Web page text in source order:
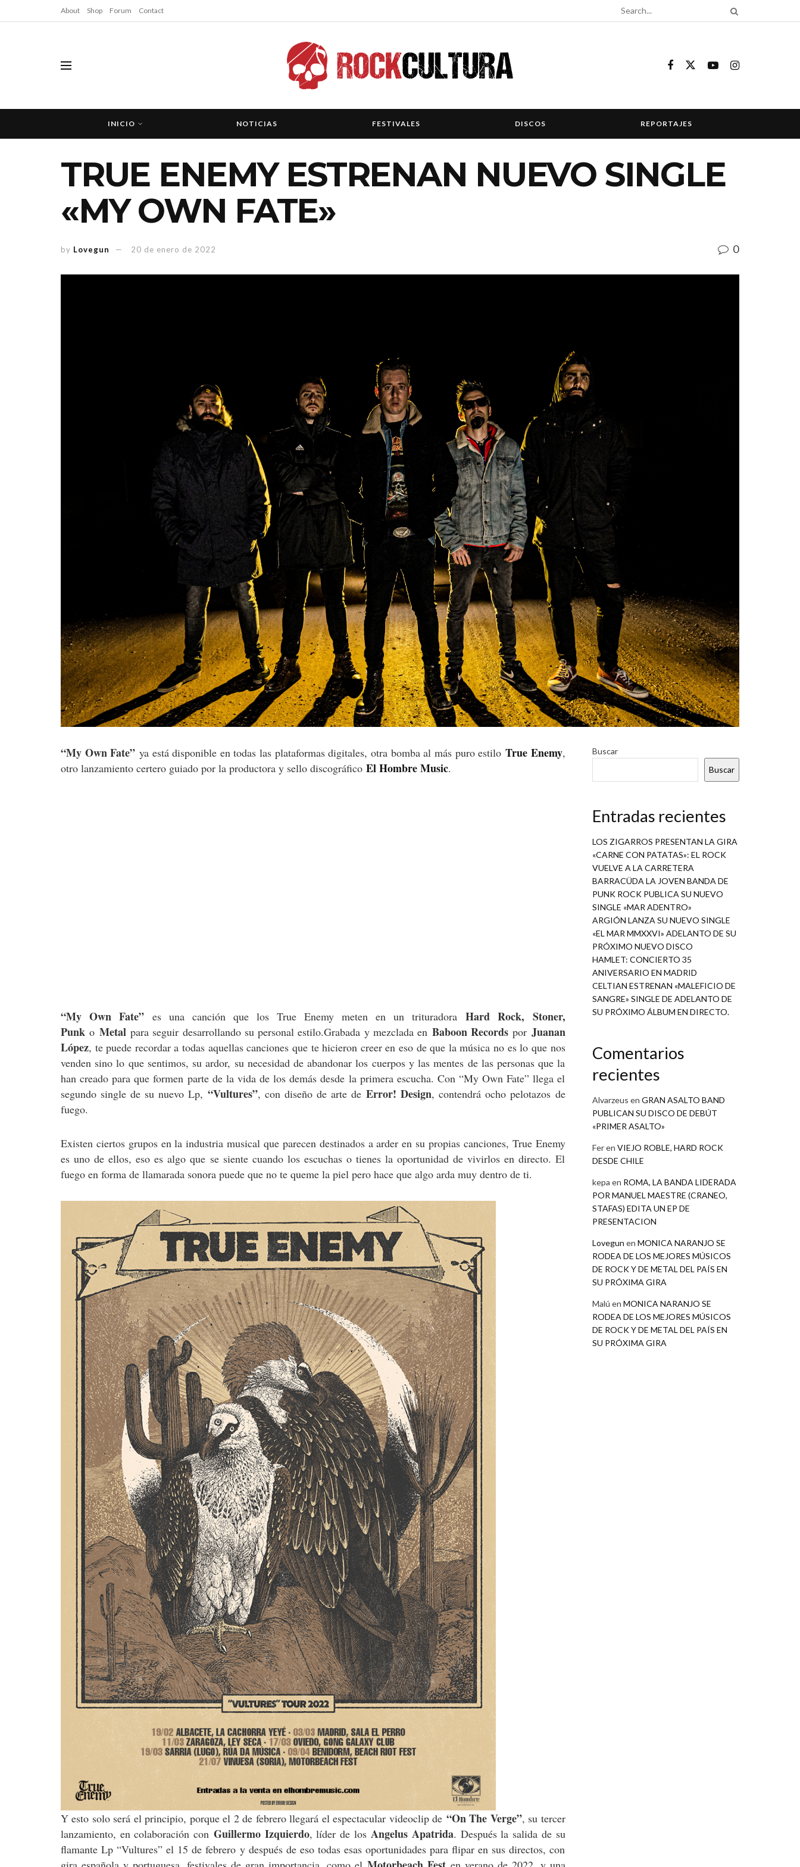
About Shop Forum Contact
INICIO NOTICIAS FESTIVALES DISCOS REPORTAJES
TRUE ENEMY ESTRENAN NUEVO SINGLE
«MY OWN FATE»
by Lovegun 20 de enero de 2022 0
“My Own Fate” ya está disponible en todas las plataformas digitales, otra bomba al más puro estilo True Enemy,
otro lanzamiento certero guiado por la productora y sello discográfico El Hombre Music.
“My Own Fate”es una canción que los True Enemy meten en un trituradoraHard Rock, Stoner,
Punko Metal para seguir desarrollando su personal estilo.Grabada y mezclada en Baboon Recordspor Juanan
López, te puede recordar a todas aquellas canciones que te hicieron creer en eso de que la música no es lo que nos
venden sino lo que sentimos, su ardor, su necesidad de abandonar los cuerpos y las mentes de las personas que la
han creado para que formen parte de la vida de los demás desde la primera escucha. Con “My Own Fate” llega el
segundo single de su nuevo Lp, “Vultures”, con diseño de arte de Error! Design, contendrá ocho pelotazos de
fuego.
Existen ciertos grupos en la industria musical que parecen destinados a arder en su propias canciones, True Enemy
es uno de ellos, eso es algo que se siente cuando los escuchas o tienes la oportunidad de vivirlos en directo. El
fuego en forma de llamarada sonora puede que no te queme la piel pero hace que algo arda muy dentro de ti.
Y esto solo será el principio, porque el 2 de febrero llegará el espectacular videoclip de “On The Verge”, su tercer
lanzamiento, en colaboración con Guillermo Izquierdo, líder de losAngelus Apatrida. Después la salida de su
flamante Lp “Vultures” el 15 de febrero y después de eso todas esas oportunidades para flipar en sus directos, con
Buscar
Buscar
Entradas recientes
LOS ZIGARROS PRESENTAN LA GIRA
«CARNE CON PATATAS»: EL ROCK
VUELVE A LA CARRETERA
BARRACÜDA LA JOVEN BANDA DE
PUNK ROCK PUBLICA SU NUEVO
SINGLE «MAR ADENTRO»
ARGIÓN LANZA SU NUEVO SINGLE
«EL MAR MMXXVI» ADELANTO DE SU
PRÓXIMO NUEVO DISCO
HAMLET: CONCIERTO 35
ANIVERSARIO EN MADRID
CELTIAN ESTRENAN «MALEFICIO DE
SANGRE» SINGLE DE ADELANTO DE
SU PRÓXIMO ÁLBUM EN DIRECTO.
Comentarios
recientes
Alvarzeus en GRAN ASALTO BAND
PUBLICAN SU DISCO DE DEBÚT
«PRIMER ASALTO»
Feren VIEJO ROBLE, HARD ROCK
DESDE CHILE
kepa en ROMA, LA BANDA LIDERADA
POR MANUEL MAESTRE (CRANEO,
STAFAS) EDITA UN EP DE
PRESENTACION
Lovegun en MONICA NARANJO SE
RODEA DE LOS MEJORES MÚSICOS
DE ROCK Y DE METAL DEL PAÍS EN
SU PRÓXIMA GIRA
Malú en MONICA NARANJO SE
RODEA DE LOS MEJORES MÚSICOS
DE ROCK Y DE METAL DEL PAÍS EN
SU PRÓXIMA GIRA